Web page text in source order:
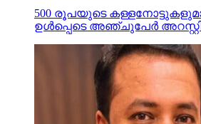
500 രൂപയുടെ
ഉള്‍പ്പെടെ അഞ്ചുപേര്‍